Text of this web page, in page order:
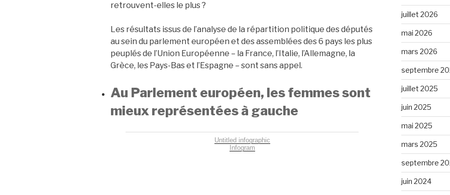
retrouvent-elles le plus ?
Les résultats issus de l’analyse de la répartition politique des députés
au sein du parlement européen et des assemblées des 6 pays les plus
peuplés de l’Union Européenne – la France, l’Italie, l’Allemagne, la
Grèce, les Pays-Bas et l’Espagne – sont sans appel.
Au Parlement européen, les femmes sont
mieux représentées à gauche
Untitled infographic
Infogram
juillet 2026
mai 2026
mars 2026
septembre
juillet 2025
juin 2025
mai 2025
mars 2025
septembre
juin 2024